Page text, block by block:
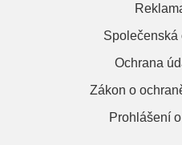
Společenská
Ochrana
Zákon o
Prohlášení